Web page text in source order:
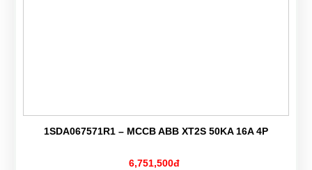
1SDA067571R1 – MCCB ABB XT2S 50KA 16A 4P
6,751,500đ